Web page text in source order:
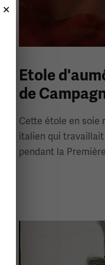
Etole
de
Cette étole en soie
italien qui
pendant la